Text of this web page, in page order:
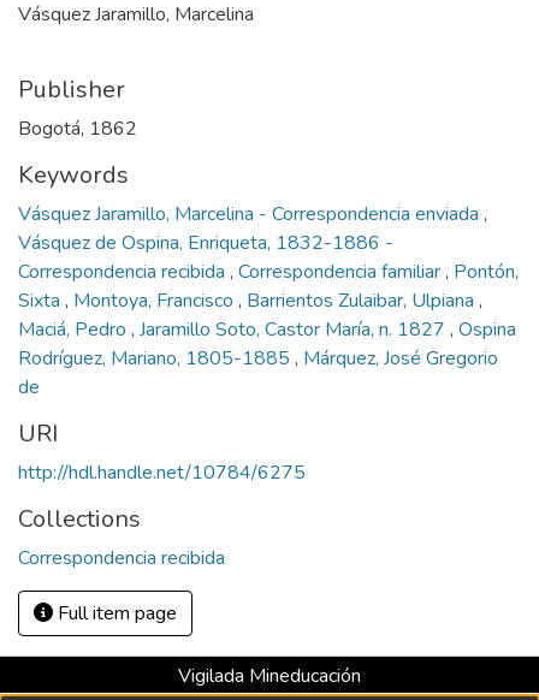
Vásquez Jaramillo, Marcelina
Publisher
Bogotá, 1862
Keywords
Vásquez Jaramillo, Marcelina - Correspondencia enviada ,
Vásquez de Ospina, Enriqueta, 1832-1886 -
Correspondencia recibida , Correspondencia familiar, Pontón,
Sixta , Montoya, Francisco , Barrientos Zulaibar, Ulpiana ,
Maciá, Pedro , Jaramillo Soto, Castor María, n. 1827 , Ospina
Rodríguez, Mariano, 1805-1885 , Márquez, José Gregorio
de
URI
http://hdl.handle.net/10784/6275
Collections
Correspondencia recibida
Full item page
Vigilada Mineducación